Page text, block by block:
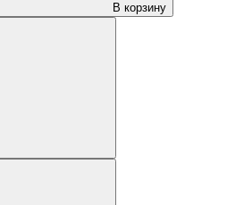
В корзину